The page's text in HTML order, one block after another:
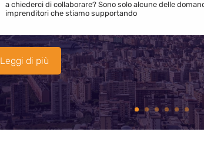
a chiederci di collaborare? Sono solo alcune delle
imprenditori che stiamo supportando
Leggi di più